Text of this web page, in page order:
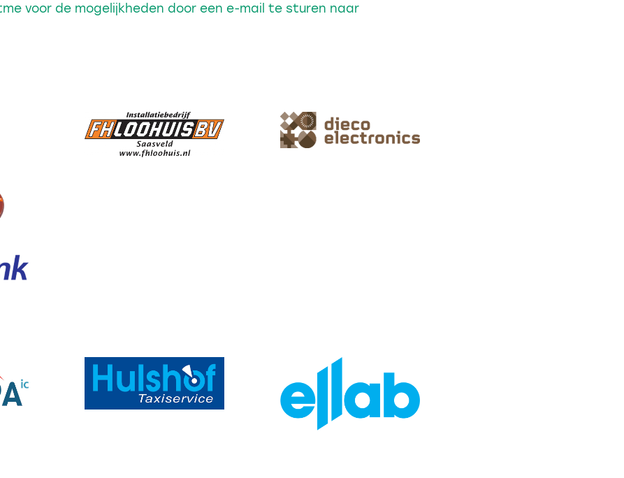
voor de mogelijkheden door een e-mail te sturen naar